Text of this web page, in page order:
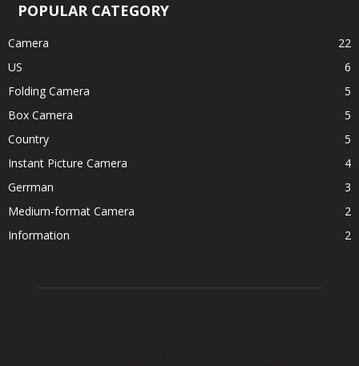
POPULAR CATEGORY
Camera
22
US
6
Folding Camera
5
Box Camera
5
Country
5
Instant Picture Camera
4
Gerrman
3
Medium-format Camera
2
Information
2